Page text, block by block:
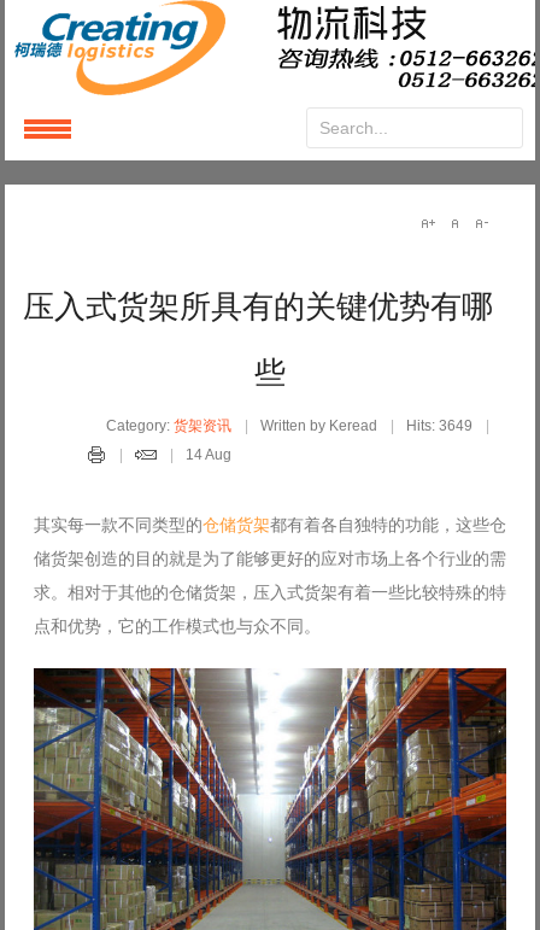
压入式货架所具有的关键优势有哪
些
Category:货架资讯 Written by Keread
Hits: 3649
14 Aug
其实每一款不同类型的仓储货架都有着各自独特的功能，这些仓
储货架创造的目的就是为了能够更好的应对市场上各个行业的需
求。相对于其他的仓储货架，压入式货架有着一些比较特殊的特
点和优势，它的工作模式也与众不同。
LoginorRegister
Remember Me
Log in with Facebook
Forgot your password?
Forgot your username?